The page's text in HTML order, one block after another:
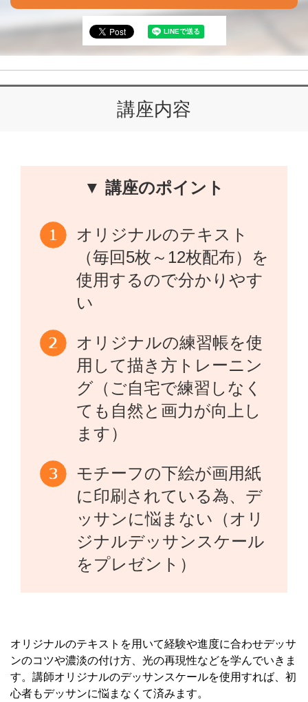
講座内容
▼ 講座のポイント
オリジナルのテキスト
（毎回5枚～12枚配布）を
使用するので分かりやす
い
オリジナルの練習帳を使
用して描き方トレーニン
グ（ご自宅で練習しなく
ても自然と画力が向上し
ます）
モチーフの下絵が画用紙
に印刷されている為、デ
ッサンに悩まない（オリ
ジナルデッサンスケール
をプレゼント）
オリジナルのテキストを用いて経験や進度に合わせデッサ
ンのコツや濃淡の付け方、光の再現性などを学んでいきま
す。講師オリジナルのデッサンスケールを使用すれば、初
心者もデッサンに悩まなくて済みます。